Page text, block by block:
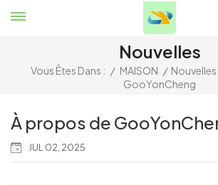
Nouvelles
Vous Êtes Dans : / MAISON / Nouvelles
GooYonCheng
À propos de
JUL 02, 2025